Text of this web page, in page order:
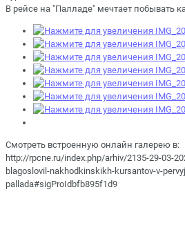
В рейсе на "Палладе" мечтает побывать
Смотреть встроенную онлайн галерею в:
http://rpcne.ru/index.php/arhiv/2135-29-03-
blagoslovil-nakhodkinskikh-kursantov-v-
pallada#sigProIdbfb895f1d9